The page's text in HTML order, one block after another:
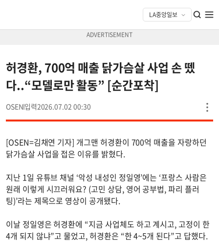
허경환, 700억 매출 닭가슴살 사업 손 뗐
다..“모델로만 활동” [순간포착]
OSEN 2026.07.02 00:30
[OSEN=김채연 기자] 개그맨 허경환이 700억 매출을 자랑하던
닭가슴살 사업을 접은 이유를 밝혔다.
지난 1일 유튜브 채널 ‘악성 내성인 정일영’에는 ‘프랑스 사람은
원래 이렇게 시끄러워요? (고민 상담, 영어 공부법, 파리 플러
팅)’라는 제목으로 영상이 공개됐다.
이날 정일영은 허경환에 “지금 사업체도 하고 계시고, 고정이 한
4개 되지 않냐”고 물었고, 허경환은 “한 4~5개 된다”고 답했다.